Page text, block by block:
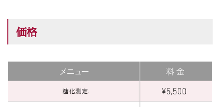
価格